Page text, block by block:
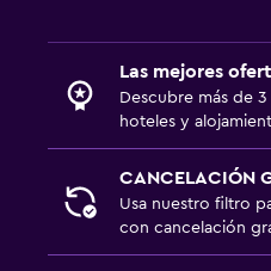
Las mejores
Descubre más de
hoteles y
CANCELACIÓN
Usa nuestro filtro
con cancelación